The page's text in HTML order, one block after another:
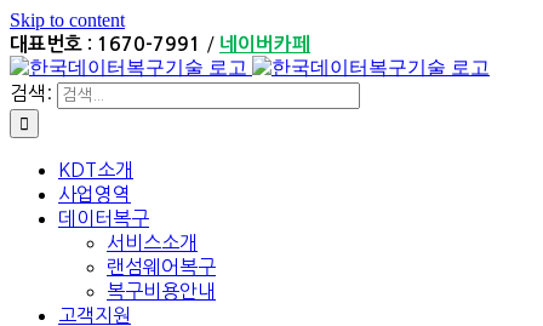
Skip to content
대표번호 : 1670-7991 / 네이버카페
검색:
KDT소개
사업영역
데이터복구
서비스소개
랜섬웨어복구
복구비용안내
고객지원